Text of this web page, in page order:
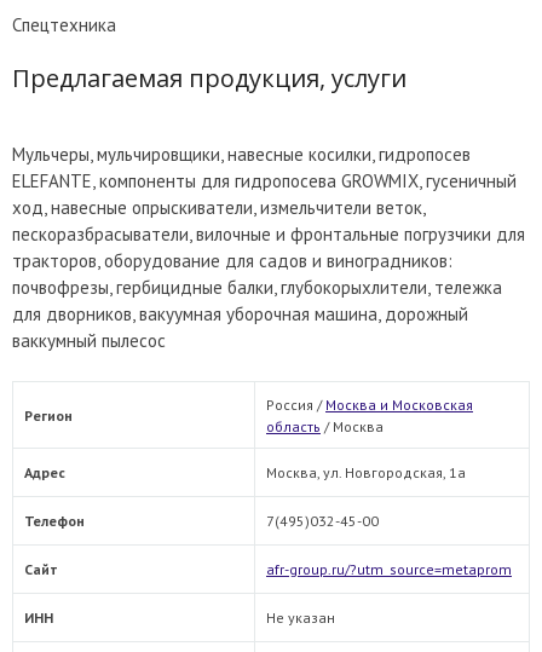
Спецтехника
Предлагаемая продукция, услуги
Мульчеры, мульчировщики, навесные косилки, гидропосев
ELEFANTE, компоненты для гидропосева GROWMIX, гусеничный
ход, навесные опрыскиватели, измельчители веток,
пескоразбрасыватели, вилочные и фронтальные погрузчики для
тракторов, оборудование для садов и виноградников:
почвофрезы, гербицидные балки, глубокорыхлители, тележка
для дворников, вакуумная уборочная машина, дорожный
ваккумный пылесос
Регион
Россия / Москва и Московская
область / Москва
Адрес Москва, ул. Новгородская, 1а
Телефон 7(495)032-45-00
Сайт afr-group.ru/?utm_source=metaprom
ИНН Не указан